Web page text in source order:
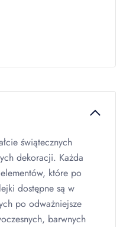
świątecznych
dekoracji. Każda
które po
dostępne są w
po odważniejsze
barwnych